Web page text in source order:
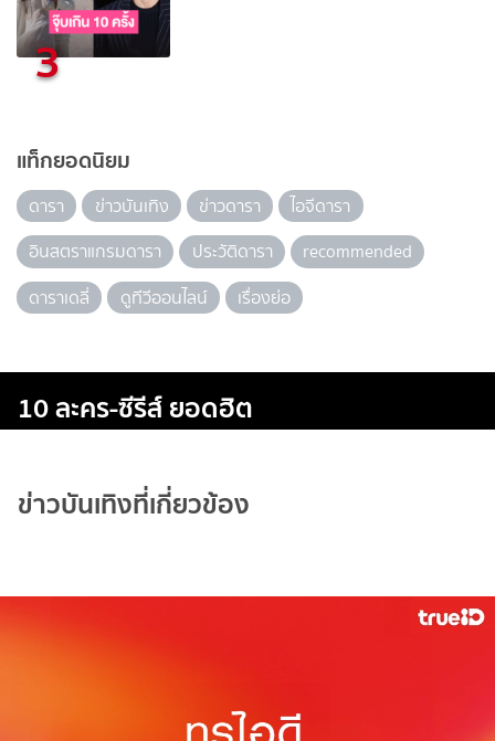
3
แท็กยอดนิยม
ดารา ข่าวบันเทิง ข่าวดารา
ไอจีดารา
อินสตราแกรมดารา
ประวัติดารา
recommended
ดาราเดลี่
ดูทีวีออนไลน์ เรื่องย่อ
10 ละคร-ซีรีส์ ยอดฮิต
ข่าวบันเทิงที่เกี่ยวข้อง